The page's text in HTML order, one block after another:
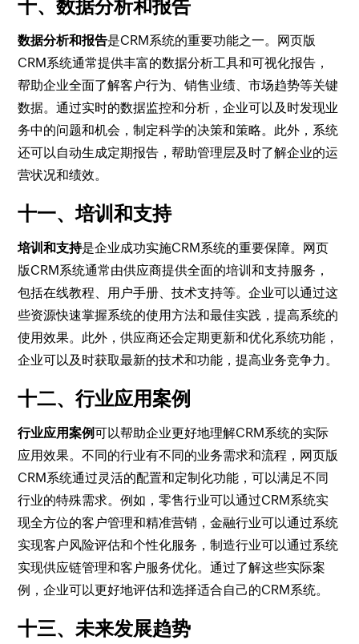
十、数据分析和报告
数据分析和报告是CRM系统的重要功能之一。网页版
CRM系统通常提供丰富的数据分析工具和可视化报告，
帮助企业全面了解客户行为、销售业绩、市场趋势等关键
数据。通过实时的数据监控和分析，企业可以及时发现业
务中的问题和机会，制定科学的决策和策略。此外，系统
还可以自动生成定期报告，帮助管理层及时了解企业的运
营状况和绩效。
十一、培训和支持
培训和支持是企业成功实施CRM系统的重要保障。网页
版CRM系统通常由供应商提供全面的培训和支持服务，
包括在线教程、用户手册、技术支持等。企业可以通过这
些资源快速掌握系统的使用方法和最佳实践，提高系统的
使用效果。此外，供应商还会定期更新和优化系统功能，
企业可以及时获取最新的技术和功能，提高业务竞争力。
十二、行业应用案例
行业应用案例可以帮助企业更好地理解CRM系统的实际
应用效果。不同的行业有不同的业务需求和流程，网页版
CRM系统通过灵活的配置和定制化功能，可以满足不同
行业的特殊需求。例如，零售行业可以通过CRM系统实
现全方位的客户管理和精准营销，金融行业可以通过系统
实现客户风险评估和个性化服务，制造行业可以通过系统
实现供应链管理和客户服务优化。通过了解这些实际案
例，企业可以更好地评估和选择适合自己的CRM系统。
十三、未来发展趋势